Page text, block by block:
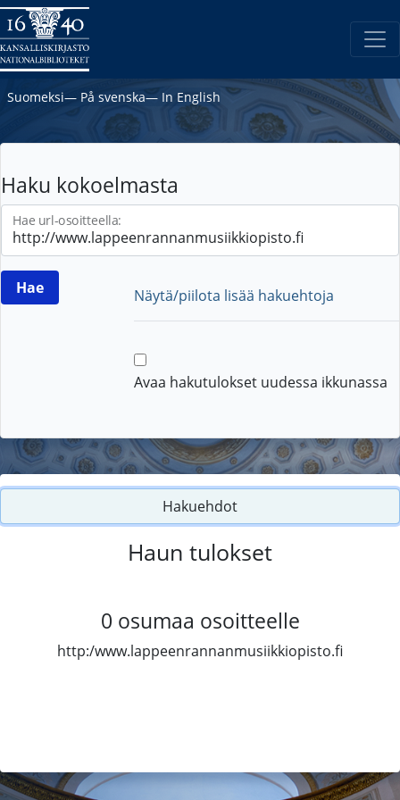
Suomeksi― På svenska― In English
Haku kokoelmasta
Hae url-osoitteella:
Näytä/piilota lisää hakuehtoja
Avaa hakutulokset uudessa ikkunassa
Hakuehdot
Haun tulokset
0 osumaa osoitteelle
http:/www.lappeenrannanmusiikkiopisto.fi